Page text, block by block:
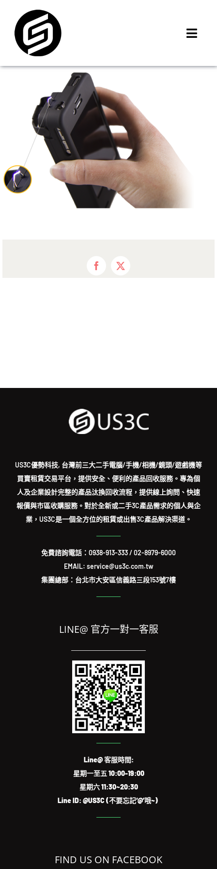
content
iMCheck APP
iPhone 回收價
線上商城
3C租賃
MSI 舊換新
最新資訊
Facebook
X
US3C優勢科技, 台灣前三大二手電腦/手機/相機/鏡頭/遊戲機等
買賣租賃交易平台，提供安全、便利的產品回收服務。專為個
人及企業設計完整的產品汰換回收流程，提供線上詢問、快速
報價與市區收購服務。對於全新或二手3C產品需求的個人與企
業，US3C是一個全方位的租賃或出售3C產品解決渠道。
免費諮詢電話： 0938-913-333/02-8979-6000
EMAIL: service@us3c.com.tw
集團總部：台北市大安區信義路三段153號7樓
LINE@ 官方一對一客服
Line@ 客服時間:
星期一至五 10:00-19:00
星期六 11:30~20:30
Line ID: @US3C (不要忘記‘@’哦~)
FIND US ON FACEBOOK